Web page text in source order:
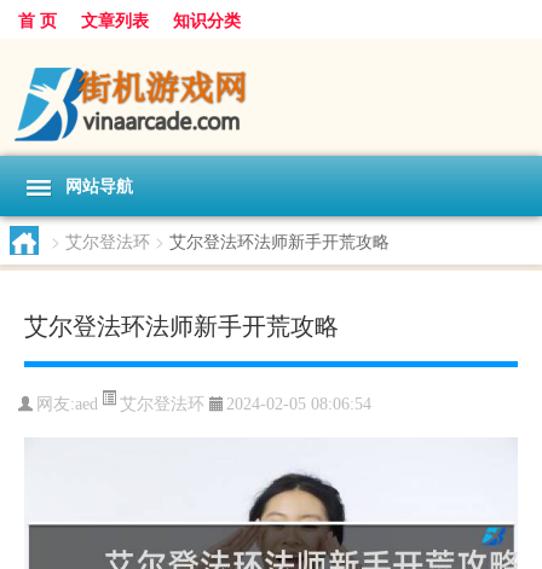
首 页 文章列表 知识分类
网站导航
> 艾尔登法环 > 艾尔登法环法师新手开荒攻略
艾尔登法环法师新手开荒攻略
网友:aed 艾尔登法环 2024-02-05 08:06:54